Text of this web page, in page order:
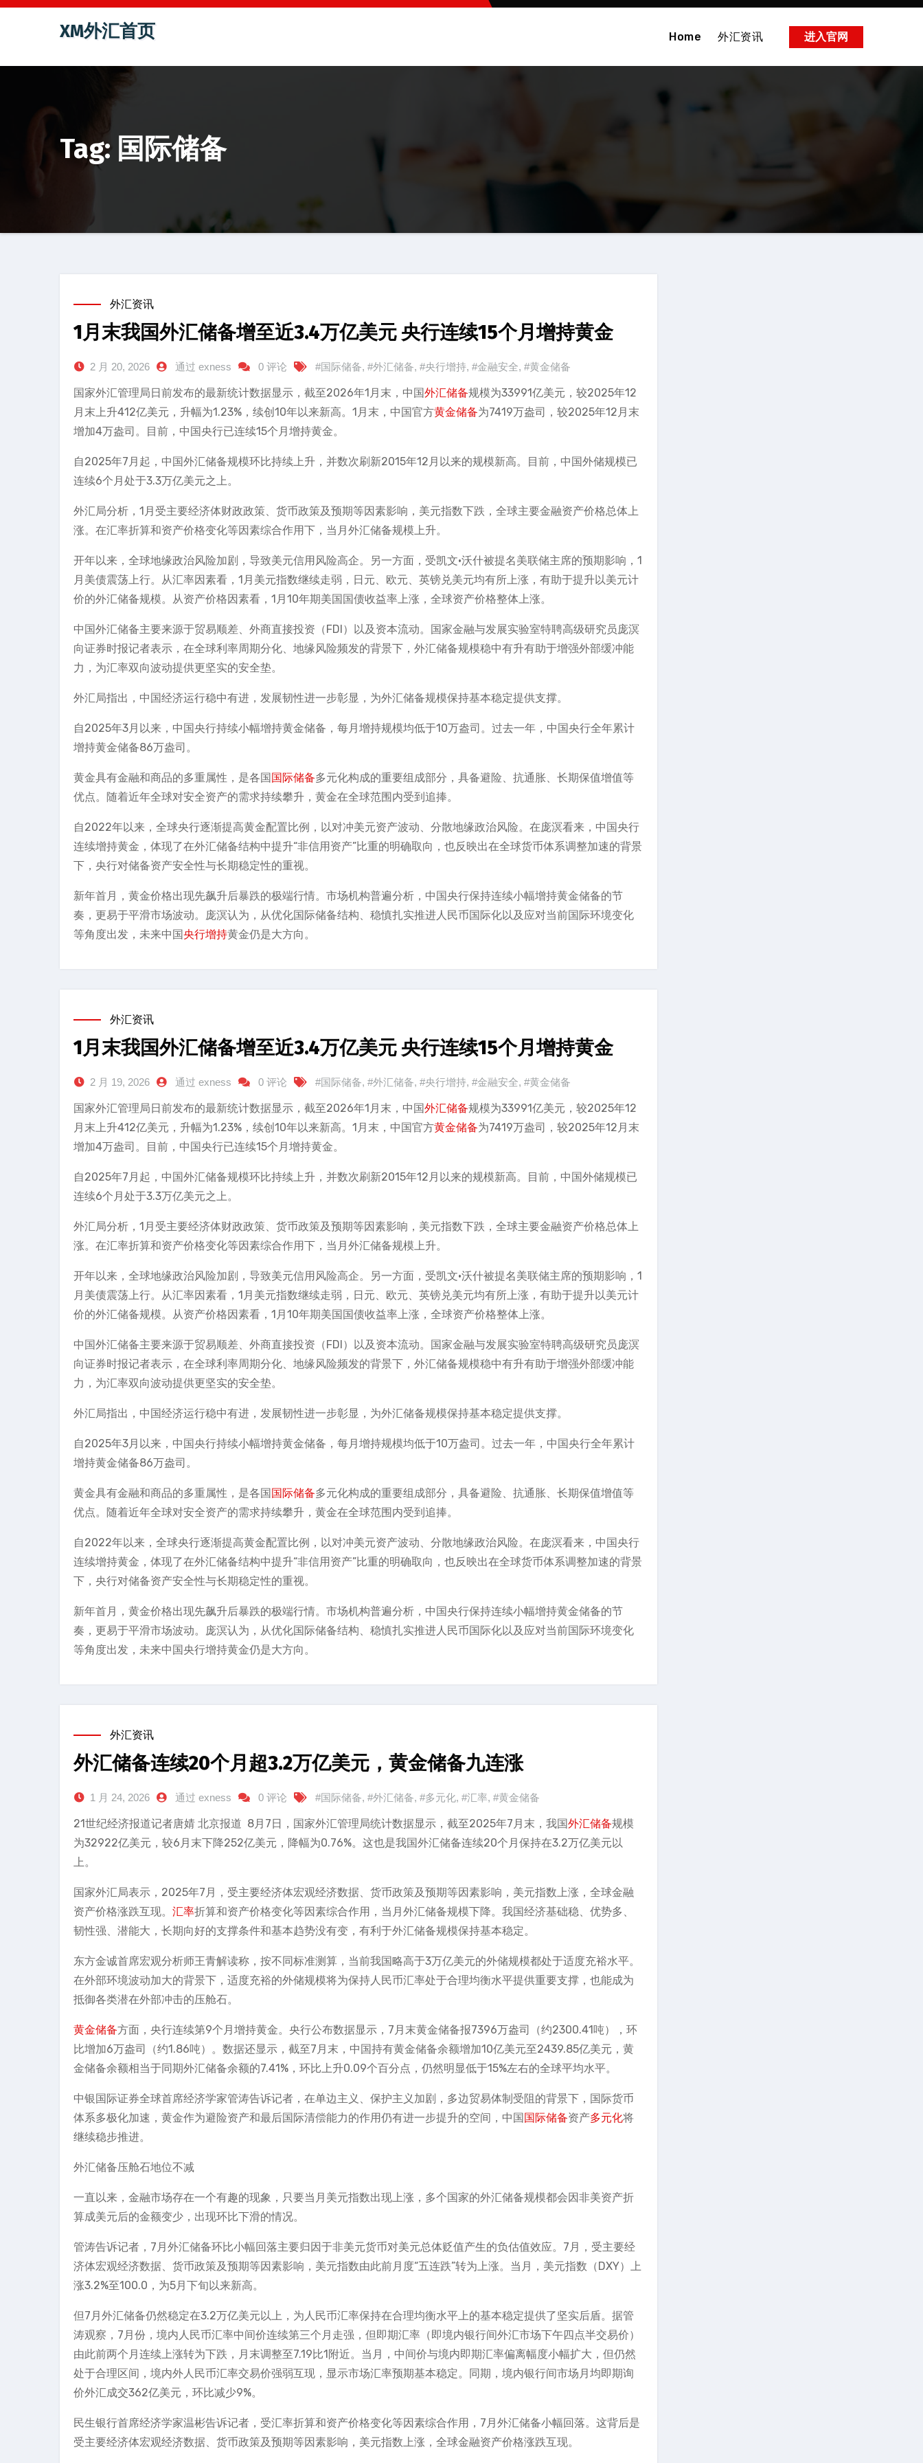
跳
容
XM外汇首页 Home 外汇资讯 进入官网
Tag: 国际储备
外汇资讯
1月末我国外汇储备增至近3.4万亿美元 央行连续15个月增持黄金
2 月 20, 2026 通过 exness 0 评论 #国际储备, #外汇储备, #央行增持, #金融安全, #黄金储备
国家外汇管理局日前发布的最新统计数据显示，截至2026年1月末，中国外汇储备规模为33991亿美元，较2025年12
月末上升412亿美元，升幅为1.23%，续创10年以来新高。1月末，中国官方黄金储备为7419万盎司，较2025年12月末
增加4万盎司。目前，中国央行已连续15个月增持黄金。
自2025年7月起，中国外汇储备规模环比持续上升，并数次刷新2015年12月以来的规模新高。目前，中国外储规模已
连续6个月处于3.3万亿美元之上。
外汇局分析，1月受主要经济体财政政策、货币政策及预期等因素影响，美元指数下跌，全球主要金融资产价格总体上
涨。在汇率折算和资产价格变化等因素综合作用下，当月外汇储备规模上升。
开年以来，全球地缘政治风险加剧，导致美元信用风险高企。另一方面，受凯文·沃什被提名美联储主席的预期影响，1
月美债震荡上行。从汇率因素看，1月美元指数继续走弱，日元、欧元、英镑兑美元均有所上涨，有助于提升以美元计
价的外汇储备规模。从资产价格因素看，1月10年期美国国债收益率上涨，全球资产价格整体上涨。
中国外汇储备主要来源于贸易顺差、外商直接投资（FDI）以及资本流动。国家金融与发展实验室特聘高级研究员庞溟
向证券时报记者表示，在全球利率周期分化、地缘风险频发的背景下，外汇储备规模稳中有升有助于增强外部缓冲能
力，为汇率双向波动提供更坚实的安全垫。
外汇局指出，中国经济运行稳中有进，发展韧性进一步彰显，为外汇储备规模保持基本稳定提供支撑。
自2025年3月以来，中国央行持续小幅增持黄金储备，每月增持规模均低于10万盎司。过去一年，中国央行全年累计
增持黄金储备86万盎司。
黄金具有金融和商品的多重属性，是各国国际储备多元化构成的重要组成部分，具备避险、抗通胀、长期保值增值等
优点。随着近年全球对安全资产的需求持续攀升，黄金在全球范围内受到追捧。
自2022年以来，全球央行逐渐提高黄金配置比例，以对冲美元资产波动、分散地缘政治风险。在庞溟看来，中国央行
连续增持黄金，体现了在外汇储备结构中提升“非信用资产”比重的明确取向，也反映出在全球货币体系调整加速的背景
下，央行对储备资产安全性与长期稳定性的重视。
新年首月，黄金价格出现先飙升后暴跌的极端行情。市场机构普遍分析，中国央行保持连续小幅增持黄金储备的节
奏，更易于平滑市场波动。庞溟认为，从优化国际储备结构、稳慎扎实推进人民币国际化以及应对当前国际环境变化
等角度出发，未来中国央行增持黄金仍是大方向。
外汇资讯
1月末我国外汇储备增至近3.4万亿美元 央行连续15个月增持黄金
2 月 19, 2026 通过 exness 0 评论 #国际储备, #外汇储备, #央行增持, #金融安全, #黄金储备
国家外汇管理局日前发布的最新统计数据显示，截至2026年1月末，中国外汇储备规模为33991亿美元，较2025年12
月末上升412亿美元，升幅为1.23%，续创10年以来新高。1月末，中国官方黄金储备为7419万盎司，较2025年12月末
增加4万盎司。目前，中国央行已连续15个月增持黄金。
自2025年7月起，中国外汇储备规模环比持续上升，并数次刷新2015年12月以来的规模新高。目前，中国外储规模已
连续6个月处于3.3万亿美元之上。
外汇局分析，1月受主要经济体财政政策、货币政策及预期等因素影响，美元指数下跌，全球主要金融资产价格总体上
涨。在汇率折算和资产价格变化等因素综合作用下，当月外汇储备规模上升。
开年以来，全球地缘政治风险加剧，导致美元信用风险高企。另一方面，受凯文·沃什被提名美联储主席的预期影响，1
月美债震荡上行。从汇率因素看，1月美元指数继续走弱，日元、欧元、英镑兑美元均有所上涨，有助于提升以美元计
价的外汇储备规模。从资产价格因素看，1月10年期美国国债收益率上涨，全球资产价格整体上涨。
中国外汇储备主要来源于贸易顺差、外商直接投资（FDI）以及资本流动。国家金融与发展实验室特聘高级研究员庞溟
向证券时报记者表示，在全球利率周期分化、地缘风险频发的背景下，外汇储备规模稳中有升有助于增强外部缓冲能
力，为汇率双向波动提供更坚实的安全垫。
外汇局指出，中国经济运行稳中有进，发展韧性进一步彰显，为外汇储备规模保持基本稳定提供支撑。
自2025年3月以来，中国央行持续小幅增持黄金储备，每月增持规模均低于10万盎司。过去一年，中国央行全年累计
增持黄金储备86万盎司。
黄金具有金融和商品的多重属性，是各国国际储备多元化构成的重要组成部分，具备避险、抗通胀、长期保值增值等
优点。随着近年全球对安全资产的需求持续攀升，黄金在全球范围内受到追捧。
自2022年以来，全球央行逐渐提高黄金配置比例，以对冲美元资产波动、分散地缘政治风险。在庞溟看来，中国央行
连续增持黄金，体现了在外汇储备结构中提升“非信用资产”比重的明确取向，也反映出在全球货币体系调整加速的背景
下，央行对储备资产安全性与长期稳定性的重视。
新年首月，黄金价格出现先飙升后暴跌的极端行情。市场机构普遍分析，中国央行保持连续小幅增持黄金储备的节
奏，更易于平滑市场波动。庞溟认为，从优化国际储备结构、稳慎扎实推进人民币国际化以及应对当前国际环境变化
等角度出发，未来中国央行增持黄金仍是大方向。
外汇资讯
外汇储备连续20个月超3.2万亿美元，黄金储备九连涨
1 月 24, 2026 通过 exness 0 评论 #国际储备, #外汇储备, #多元化, #汇率, #黄金储备
21世纪经济报道记者唐婧 北京报道 8月7日，国家外汇管理局统计数据显示，截至2025年7月末，我国外汇储备规模
为32922亿美元，较6月末下降252亿美元，降幅为0.76%。这也是我国外汇储备连续20个月保持在3.2万亿美元以
上。
国家外汇局表示，2025年7月，受主要经济体宏观经济数据、货币政策及预期等因素影响，美元指数上涨，全球金融
资产价格涨跌互现。 汇率折算和资产价格变化等因素综合作用，当月外汇储备规模下降。我国经济基础稳、优势多、
韧性强、潜能大，长期向好的支撑条件和基本趋势没有变，有利于外汇储备规模保持基本稳定。
东方金诚首席宏观分析师王青解读称，按不同标准测算，当前我国略高于3万亿美元的外储规模都处于适度充裕水平。
在外部环境波动加大的背景下，适度充裕的外储规模将为保持人民币汇率处于合理均衡水平提供重要支撑，也能成为
抵御各类潜在外部冲击的压舱石。
黄金储备方面，央行连续第9个月增持黄金。央行公布数据显示，7月末黄金储备报7396万盎司（约2300.41吨），环
比增加6万盎司（约1.86吨）。数据还显示，截至7月末，中国持有黄金储备余额增加10亿美元至2439.85亿美元，黄
金储备余额相当于同期外汇储备余额的7.41%，环比上升0.09个百分点，仍然明显低于15%左右的全球平均水平。
中银国际证券全球首席经济学家管涛告诉记者，在单边主义、保护主义加剧，多边贸易体制受阻的背景下，国际货币
体系多极化加速，黄金作为避险资产和最后国际清偿能力的作用仍有进一步提升的空间，中国国际储备资产多元化将
继续稳步推进。
外汇储备压舱石地位不减
一直以来，金融市场存在一个有趣的现象，只要当月美元指数出现上涨，多个国家的外汇储备规模都会因非美资产折
算成美元后的金额变少，出现环比下滑的情况。
管涛告诉记者，7月外汇储备环比小幅回落主要归因于非美元货币对美元总体贬值产生的负估值效应。7月，受主要经
济体宏观经济数据、货币政策及预期等因素影响，美元指数由此前月度“五连跌”转为上涨。当月，美元指数（DXY）上
涨3.2%至100.0，为5月下旬以来新高。
但7月外汇储备仍然稳定在3.2万亿美元以上，为人民币汇率保持在合理均衡水平上的基本稳定提供了坚实后盾。据管
涛观察，7月份，境内人民币汇率中间价连续第三个月走强，但即期汇率（即境内银行间外汇市场下午四点半交易价）
由此前两个月连续上涨转为下跌，月末调整至7.19比1附近。当月，中间价与境内即期汇率偏离幅度小幅扩大，但仍然
处于合理区间，境内外人民币汇率交易价强弱互现，显示市场汇率预期基本稳定。同期，境内银行间市场月均即期询
价外汇成交362亿美元，环比减少9%。
民生银行首席经济学家温彬告诉记者，受汇率折算和资产价格变化等因素综合作用，7月外汇储备小幅回落。这背后是
受主要经济体宏观经济数据、货币政策及预期等因素影响，美元指数上涨，全球金融资产价格涨跌互现。